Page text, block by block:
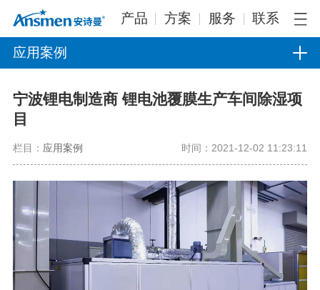
产品 方案 服务 联系
应用案例
宁波锂电制造商 锂电池覆膜生产车间除湿项
目
栏目： 应用案例 时间：2021-12-02 11:23:11